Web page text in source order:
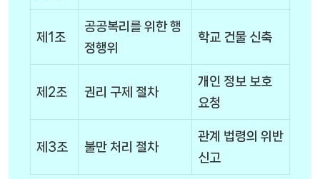
제1조
공공복리를 위한 행
정행위
학교 건물 신축
제2조 권리 구제 절차
개인 정보 보호
요청
제3조 불만 처리 절차
관계 법령의 위반
신고